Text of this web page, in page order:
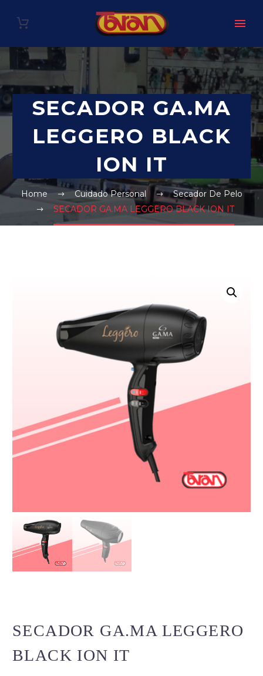
SECADOR GA.MA
LEGGERO BLACK
ION IT
Home Cuidado Personal
Secador De Pelo
SECADOR GA.MA LEGGERO BLACK ION IT
SECADOR GA.MA LEGGERO
BLACK ION IT